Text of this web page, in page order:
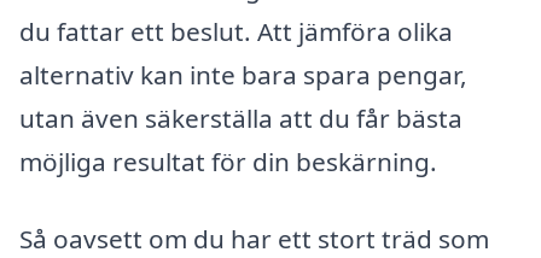
du fattar ett beslut. Att jämföra olika
alternativ kan inte bara spara pengar,
utan även säkerställa att du får bästa
möjliga resultat för din beskärning.
Så oavsett om du har ett stort träd som